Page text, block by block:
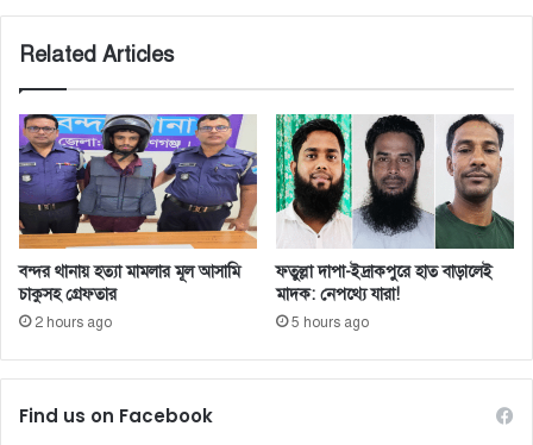
Related Articles
বন্দর থানায় হত্যা মামলার মূল আসামি
চাকুসহ গ্রেফতার
2 hours ago
ফতুল্লা দাপা-ইদ্রাকপুরে হাত বাড়ালেই
মাদক: নেপথ্যে যারা!
5 hours ago
Find us on Facebook